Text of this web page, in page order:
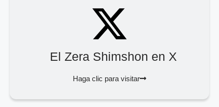
El Zera Shimshon en X
Haga clic para visitar